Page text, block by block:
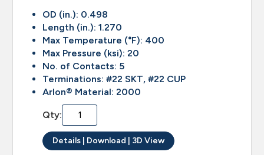
OD (in.): 0.498
Length (in.): 1.270
Max Temperature (°F): 400
Max Pressure (ksi): 20
No. of Contacts: 5
Terminations: #22 SKT, #22 CUP
Arlon® Material: 2000
Qty:
Details | Download | 3D View